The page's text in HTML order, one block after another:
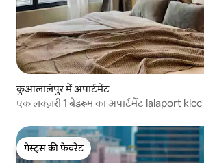
कुआलालंपुर में अपार्टमेंट
एक लक्ज़री 1 बेडरूम का अपार्टमेंट lalaport
गेस्ट्स की फ़ेवरेट
गेस्ट्स की फ़ेवरेट